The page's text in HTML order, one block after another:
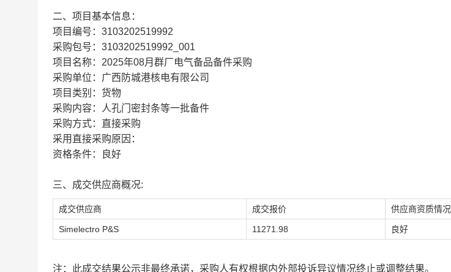
二、项目基本信息：
项目编号：3103202519992
采购包号：3103202519992_001
项目名称：2025年08月群厂电气备品备件采购
采购单位：广西防城港核电有限公司
项目类别：货物
采购内容：人孔门密封条等一批备件
采购方式：直接采购
采用直接采购原因：
资格条件：良好
三、成交供应商概况:
成交供应商 成交报价 供应商资质情况
Simelectro P&S 11271.98 良好
注：此成交结果公示非最终承诺，采购人有权根据内外部投诉异议情况终止或调整结果。